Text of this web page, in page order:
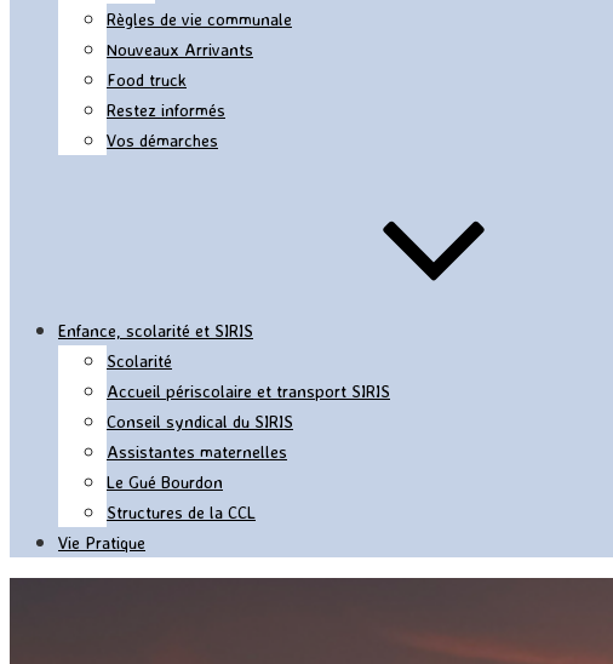
Règles de vie communale
Nouveaux Arrivants
Food truck
Restez informés
Vos démarches
Enfance, scolarité et SIRIS
Scolarité
Accueil périscolaire et transport SIRIS
Conseil syndical du SIRIS
Assistantes maternelles
Le Gué Bourdon
Structures de la CCL
Vie Pratique